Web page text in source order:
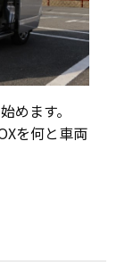
めます。
を何と車両